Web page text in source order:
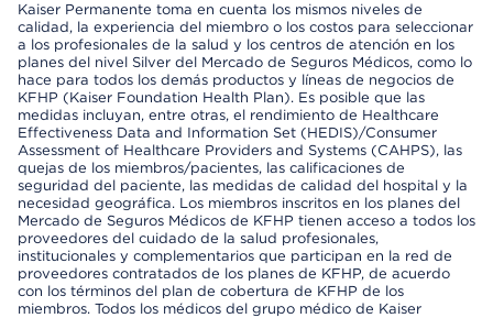
Kaiser Permanente toma en cuenta los mismos niveles de
calidad, la experiencia del miembro o los costos para seleccionar
a los profesionales de la salud y los centros de atención en los
planes del nivel Silver del Mercado de Seguros Médicos, como lo
hace para todos los demás productos y líneas de negocios de
KFHP (Kaiser Foundation Health Plan). Es posible que las
medidas incluyan, entre otras, el rendimiento de Healthcare
Effectiveness Data and Information Set (HEDIS)/Consumer
Assessment of Healthcare Providers and Systems (CAHPS), las
quejas de los miembros/pacientes, las calificaciones de
seguridad del paciente, las medidas de calidad del hospital y la
necesidad geográfica. Los miembros inscritos en los planes del
Mercado de Seguros Médicos de KFHP tienen acceso a todos los
proveedores del cuidado de la salud profesionales,
institucionales y complementarios que participan en la red de
proveedores contratados de los planes de KFHP, de acuerdo
con los términos del plan de cobertura de KFHP de los
miembros. Todos los médicos del grupo médico de Kaiser